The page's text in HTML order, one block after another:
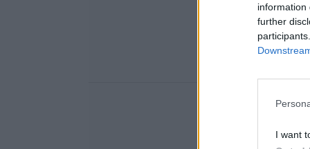
information
further
I want